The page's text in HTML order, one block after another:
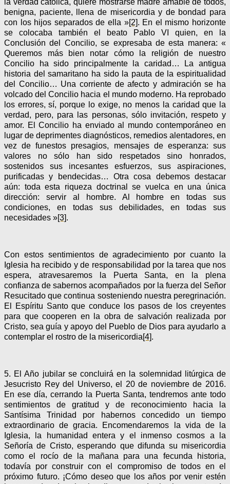
benigna, paciente, llena de misericordia y de bondad para
con los hijos separados de ella »[2]. En el mismo horizonte
se colocaba también el beato Pablo VI quien, en la
Conclusión del Concilio, se expresaba de esta manera: «
Queremos más bien notar cómo la religión de nuestro
Concilio ha sido principalmente la caridad… La antigua
historia del samaritano ha sido la pauta de la espiritualidad
del Concilio… Una corriente de afecto y admiración se ha
volcado del Concilio hacia el mundo moderno. Ha reprobado
los errores, sí, porque lo exige, no menos la caridad que la
verdad, pero, para las personas, sólo invitación, respeto y
amor. El Concilio ha enviado al mundo contemporáneo en
lugar de deprimentes diagnósticos, remedios alentadores, en
vez de funestos presagios, mensajes de esperanza: sus
valores no sólo han sido respetados sino honrados,
sostenidos sus incesantes esfuerzos, sus aspiraciones,
purificadas y bendecidas… Otra cosa debemos destacar
aún: toda esta riqueza doctrinal se vuelca en una única
dirección: servir al hombre. Al hombre en todas sus
condiciones, en todas sus debilidades, en todas sus
necesidades »[3].
Con estos sentimientos de agradecimiento por cuanto la
Iglesia ha recibido y de responsabilidad por la tarea que nos
espera, atravesaremos la Puerta Santa, en la plena
confianza de sabernos acompañados por la fuerza del Señor
Resucitado que continua sosteniendo nuestra peregrinación.
El Espíritu Santo que conduce los pasos de los creyentes
para que cooperen en la obra de salvación realizada por
Cristo, sea guía y apoyo del Pueblo de Dios para ayudarlo a
contemplar el rostro de la misericordia[4].
5. El Año jubilar se concluirá en la solemnidad litúrgica de
Jesucristo Rey del Universo, el 20 de noviembre de 2016.
En ese día, cerrando la Puerta Santa, tendremos ante todo
sentimientos de gratitud y de reconocimiento hacia la
Santísima Trinidad por habernos concedido un tiempo
extraordinario de gracia. Encomendaremos la vida de la
Iglesia, la humanidad entera y el inmenso cosmos a la
Señoría de Cristo, esperando que difunda su misericordia
como el rocío de la mañana para una fecunda historia,
todavía por construir con el compromiso de todos en el
próximo futuro. ¡Cómo deseo que los años por venir estén